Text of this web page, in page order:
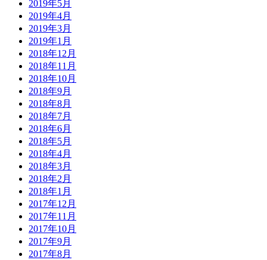
2019年5月
2019年4月
2019年3月
2019年1月
2018年12月
2018年11月
2018年10月
2018年9月
2018年8月
2018年7月
2018年6月
2018年5月
2018年4月
2018年3月
2018年2月
2018年1月
2017年12月
2017年11月
2017年10月
2017年9月
2017年8月